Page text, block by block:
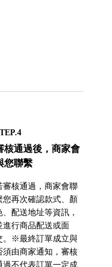
核通過後，商家會
您聯繫
審核通過，商家會聯
您再次確認款式、顏
、配送地址等資訊，
進行商品配送或面
。※最終訂單成立與
須由商家通知，審核
過不代表訂單一定成